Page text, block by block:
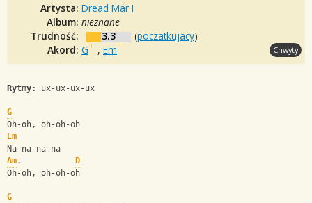
Artysta: Dread Mar I
Album: nieznane
Trudność:
3.3 (poczatkujacy)
Akord: G , Em Chwyty
Rytmy: ux-ux-ux-ux
G
Oh-oh, oh-oh-oh
Em
Na-na-na-na
Am.
D
Oh-oh, oh-oh-oh
G